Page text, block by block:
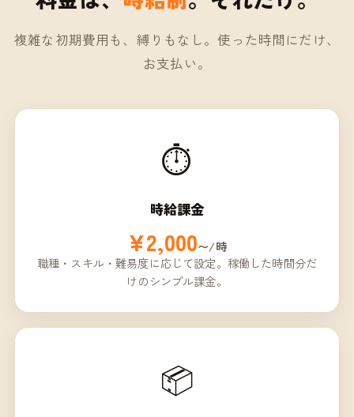
複雑な初期費用も、縛りもなし。使った時間にだけ、
お支払い。
⏱️
時給課金
¥2,000〜/時
職種・スキル・難易度に応じて設定。稼働した時間分だ
けのシンプル課金。
📦